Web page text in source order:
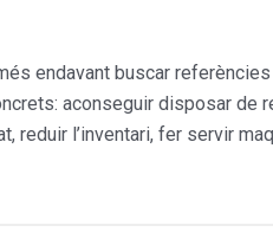
endavant buscar
aconseguir disposar
reduir l’inventari, fer servir